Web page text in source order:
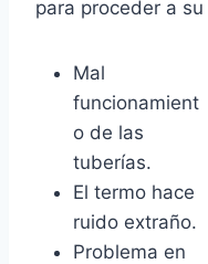
para proceder a
Mal
funcionamient
o de las
tuberías.
El termo hace
ruido extraño.
Problema en